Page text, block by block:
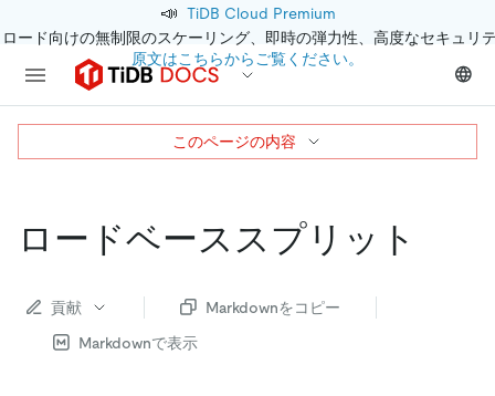
📣 TiDB Cloud Premium
ード向けの無制限のスケーリング、即時の弾力性、高度なセキュリ
原文はこちらからご覧ください。
ロードベーススプリット
貢献
Markdownをコピー
Markdownで表示
このページの内容